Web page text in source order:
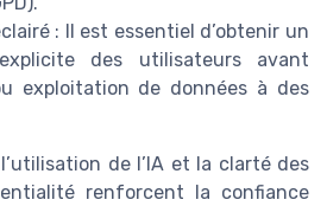
: Il est essentiel d’obtenir un
des utilisateurs avant
exploitation de données à des
de l’IA et la clarté des
renforcent la confiance